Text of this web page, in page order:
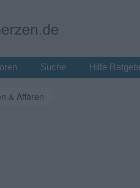
Suche Hilfe
& Affären